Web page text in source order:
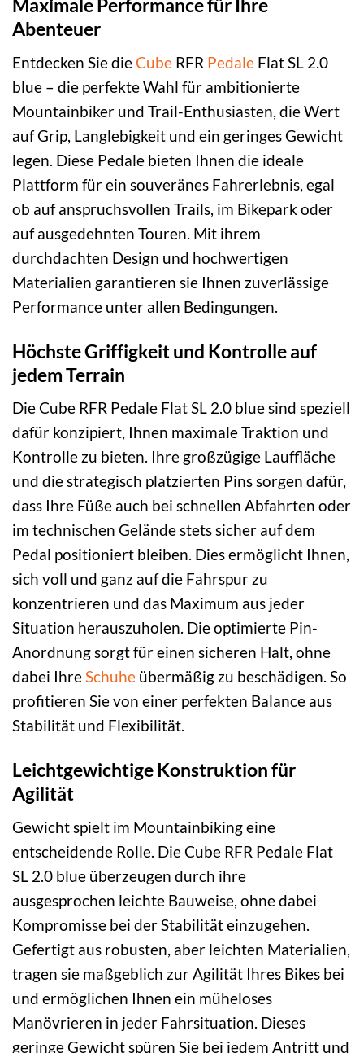
Maximale Performance für Ihre
Abenteuer
Entdecken Sie dieCube RFR Pedale Flat SL 2.0
blue – die perfekte Wahl für ambitionierte
Mountainbiker und Trail-Enthusiasten, die Wert
auf Grip, Langlebigkeit und ein geringes Gewicht
legen. Diese Pedale bieten Ihnen die ideale
Plattform für ein souveränes Fahrerlebnis, egal
ob auf anspruchsvollen Trails, im Bikepark oder
auf ausgedehnten Touren. Mit ihrem
durchdachten Design und hochwertigen
Materialien garantieren sie Ihnen zuverlässige
Performance unter allen Bedingungen.
Höchste Griffigkeit und Kontrolle auf
jedem Terrain
Die Cube RFR Pedale Flat SL 2.0 blue sind speziell
dafür konzipiert, Ihnen maximale Traktion und
Kontrolle zu bieten. Ihre großzügige Lauffläche
und die strategisch platzierten Pins sorgen dafür,
dass Ihre Füße auch bei schnellen Abfahrten oder
im technischen Gelände stets sicher auf dem
Pedal positioniert bleiben. Dies ermöglicht Ihnen,
sich voll und ganz auf die Fahrspur zu
konzentrieren und das Maximum aus jeder
Situation herauszuholen. Die optimierte Pin-
Anordnung sorgt für einen sicheren Halt, ohne
dabei IhreSchuhe übermäßig zu beschädigen. So
profitieren Sie von einer perfekten Balance aus
Stabilität und Flexibilität.
Leichtgewichtige Konstruktion für
Agilität
Gewicht spielt im Mountainbiking eine
entscheidende Rolle. Die Cube RFR Pedale Flat
SL 2.0 blue überzeugen durch ihre
ausgesprochen leichte Bauweise, ohne dabei
Kompromisse bei der Stabilität einzugehen.
Gefertigt aus robusten, aber leichten Materialien,
tragen sie maßgeblich zur Agilität Ihres Bikes bei
und ermöglichen Ihnen ein müheloses
Manövrieren in jeder Fahrsituation. Dieses
geringe Gewicht spüren Sie bei jedem Antritt und